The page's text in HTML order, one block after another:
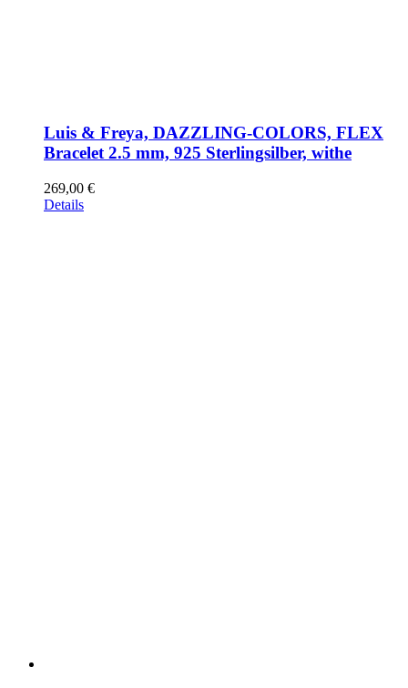
Luis & Freya, DAZZLING-COLORS, FLEX
Bracelet 2.5 mm, 925 Sterlingsilber, withe
269,00 €
Details